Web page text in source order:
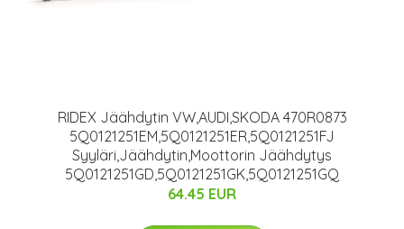
RIDEX Jäähdytin VW,AUDI,SKODA 470R0873
5Q0121251EM,5Q0121251ER,5Q0121251FJ
Syyläri,Jäähdytin,Moottorin Jäähdytys
5Q0121251GD,5Q0121251GK,5Q0121251GQ
64.45 EUR